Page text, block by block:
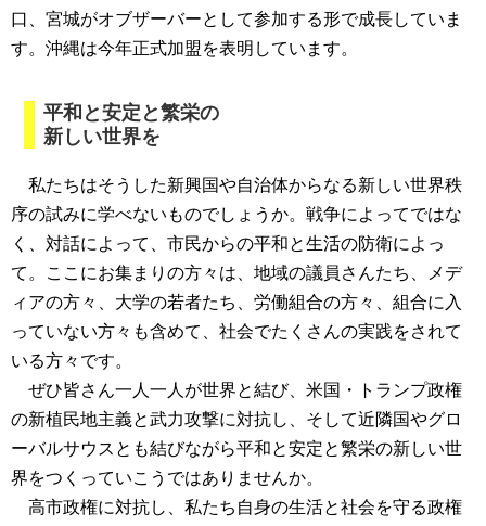
口、宮城がオブザーバーとして参加する形で成長していま
す。沖縄は今年正式加盟を表明しています。
平和と安定と繁栄の
新しい世界を
私たちはそうした新興国や自治体からなる新しい世界秩
序の試みに学べないものでしょうか。戦争によってではな
く、対話によって、市民からの平和と生活の防衛によっ
て。ここにお集まりの方々は、地域の議員さんたち、メデ
ィアの方々、大学の若者たち、労働組合の方々、組合に入
っていない方々も含めて、社会でたくさんの実践をされて
いる方々です。
ぜひ皆さん一人一人が世界と結び、米国・トランプ政権
の新植民地主義と武力攻撃に対抗し、そして近隣国やグロ
ーバルサウスとも結びながら平和と安定と繁栄の新しい世
界をつくっていこうではありませんか。
高市政権に対抗し、私たち自身の生活と社会を守る政権